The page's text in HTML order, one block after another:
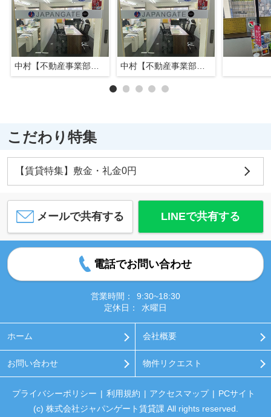
こだわり特集
【賃貸特集】敷金・礼金0円
メールで共有する LINEで共有する
電話でお問い合わせ
営業時間：
9:30~18:30
定休日：
水曜日
ホーム 会社概要
お問い合わせ 物件リクエスト
プライバシーポリシー 利用規約 アクセスマップ
PCサイト
(c) 株式会社ジャパンゲート賃貸課 All rights reserved.